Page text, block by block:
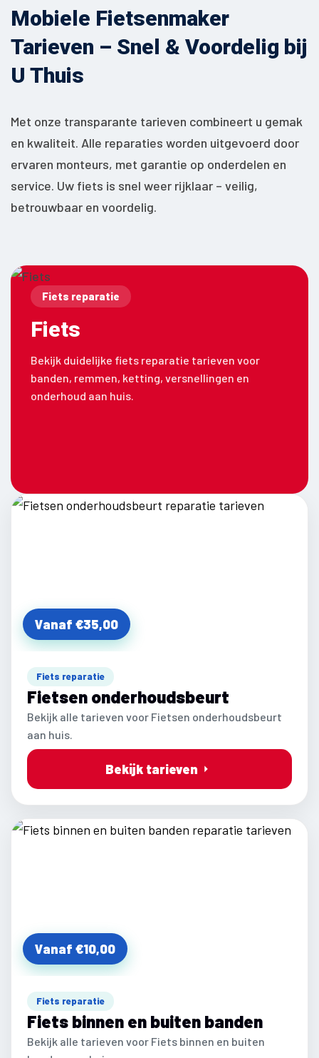
Mobiele Fietsenmaker
Tarieven – Snel & Voordelig bij
U Thuis
Met onze transparante tarieven combineert u gemak
en kwaliteit. Alle reparaties worden uitgevoerd door
ervaren monteurs, met garantie op onderdelen en
service. Uw fiets is snel weer rijklaar – veilig,
betrouwbaar en voordelig.
Fiets reparatie
Fiets
Bekijk duidelijke fiets reparatie tarieven voor
banden, remmen, ketting, versnellingen en
onderhoud aan huis.
Vanaf €35,00
Fiets reparatie
Fietsen onderhoudsbeurt
Bekijk alle tarieven voor Fietsen onderhoudsbeurt
aan huis.
Bekijk tarieven
Vanaf €10,00
Fiets reparatie
Fiets binnen en buiten banden
Bekijk alle tarieven voor Fiets binnen en buiten